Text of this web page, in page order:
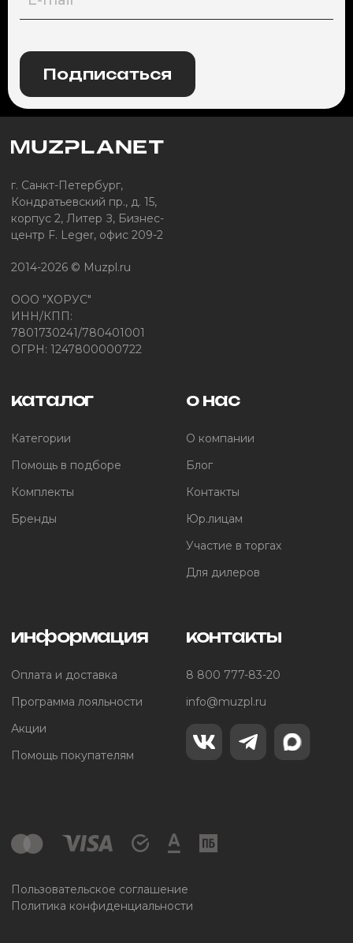
Подписаться
г. Санкт-Петербург,
Кондратьевский пр., д. 15,
корпус 2, Литер З, Бизнес-
центр F. Leger, офис 209-2
2014-2026 © Muzpl.ru
ООО "ХОРУС"
ИНН/КПП:
7801730241/780401001
ОГРН: 1247800000722
каталог
Категории
Помощь в подборе
Комплекты
Бренды
о нас
О компании
Блог
Контакты
Юр.лицам
Участие в торгах
Для дилеров
информация
Оплата и доставка
Программа лояльности
Акции
Помощь покупателям
контакты
8 800 777-83-20
info@muzpl.ru
Пользовательское соглашение
Политика конфиденциальности